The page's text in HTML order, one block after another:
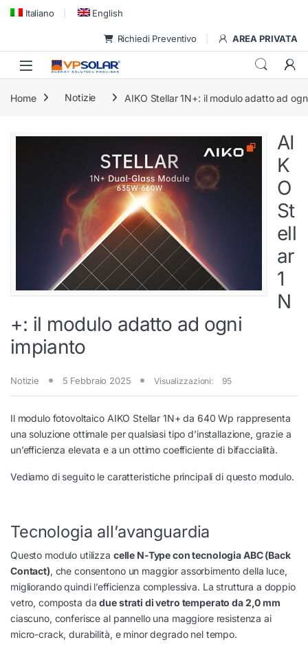
Skip to navigation
Skip to content
Italiano English
Richiedi Preventivo AREA PRIVATA
Home Notizie AIKO Stellar 1N+: il modulo adatto ad
AI
K
O
St
ell
ar
1
N
+: il modulo adatto ad ogni
impianto
Notizie 5 Febbraio 2025 Visualizzazioni: 95
Il modulo fotovoltaico AIKO Stellar 1N+ da 640 Wp rappresenta
una soluzione ottimale per qualsiasi tipo d’installazione, grazie a
un’efficienza elevata e a un ottimo coefficiente di bifaccialità.
Vediamo di seguito le caratteristiche principali di questo modulo.
Tecnologia all’avanguardia
Questo modulo utilizza celle N-Type con tecnologia ABC (Back
Contact), che consentono un maggior assorbimento della luce,
migliorando quindi l’efficienza complessiva. La struttura a doppio
vetro, composta dadue strati di vetro temperato da 2,0 mm
ciascuno, conferisce al pannello una maggiore resistenza ai
micro-crack, durabilità, e minor degrado nel tempo.